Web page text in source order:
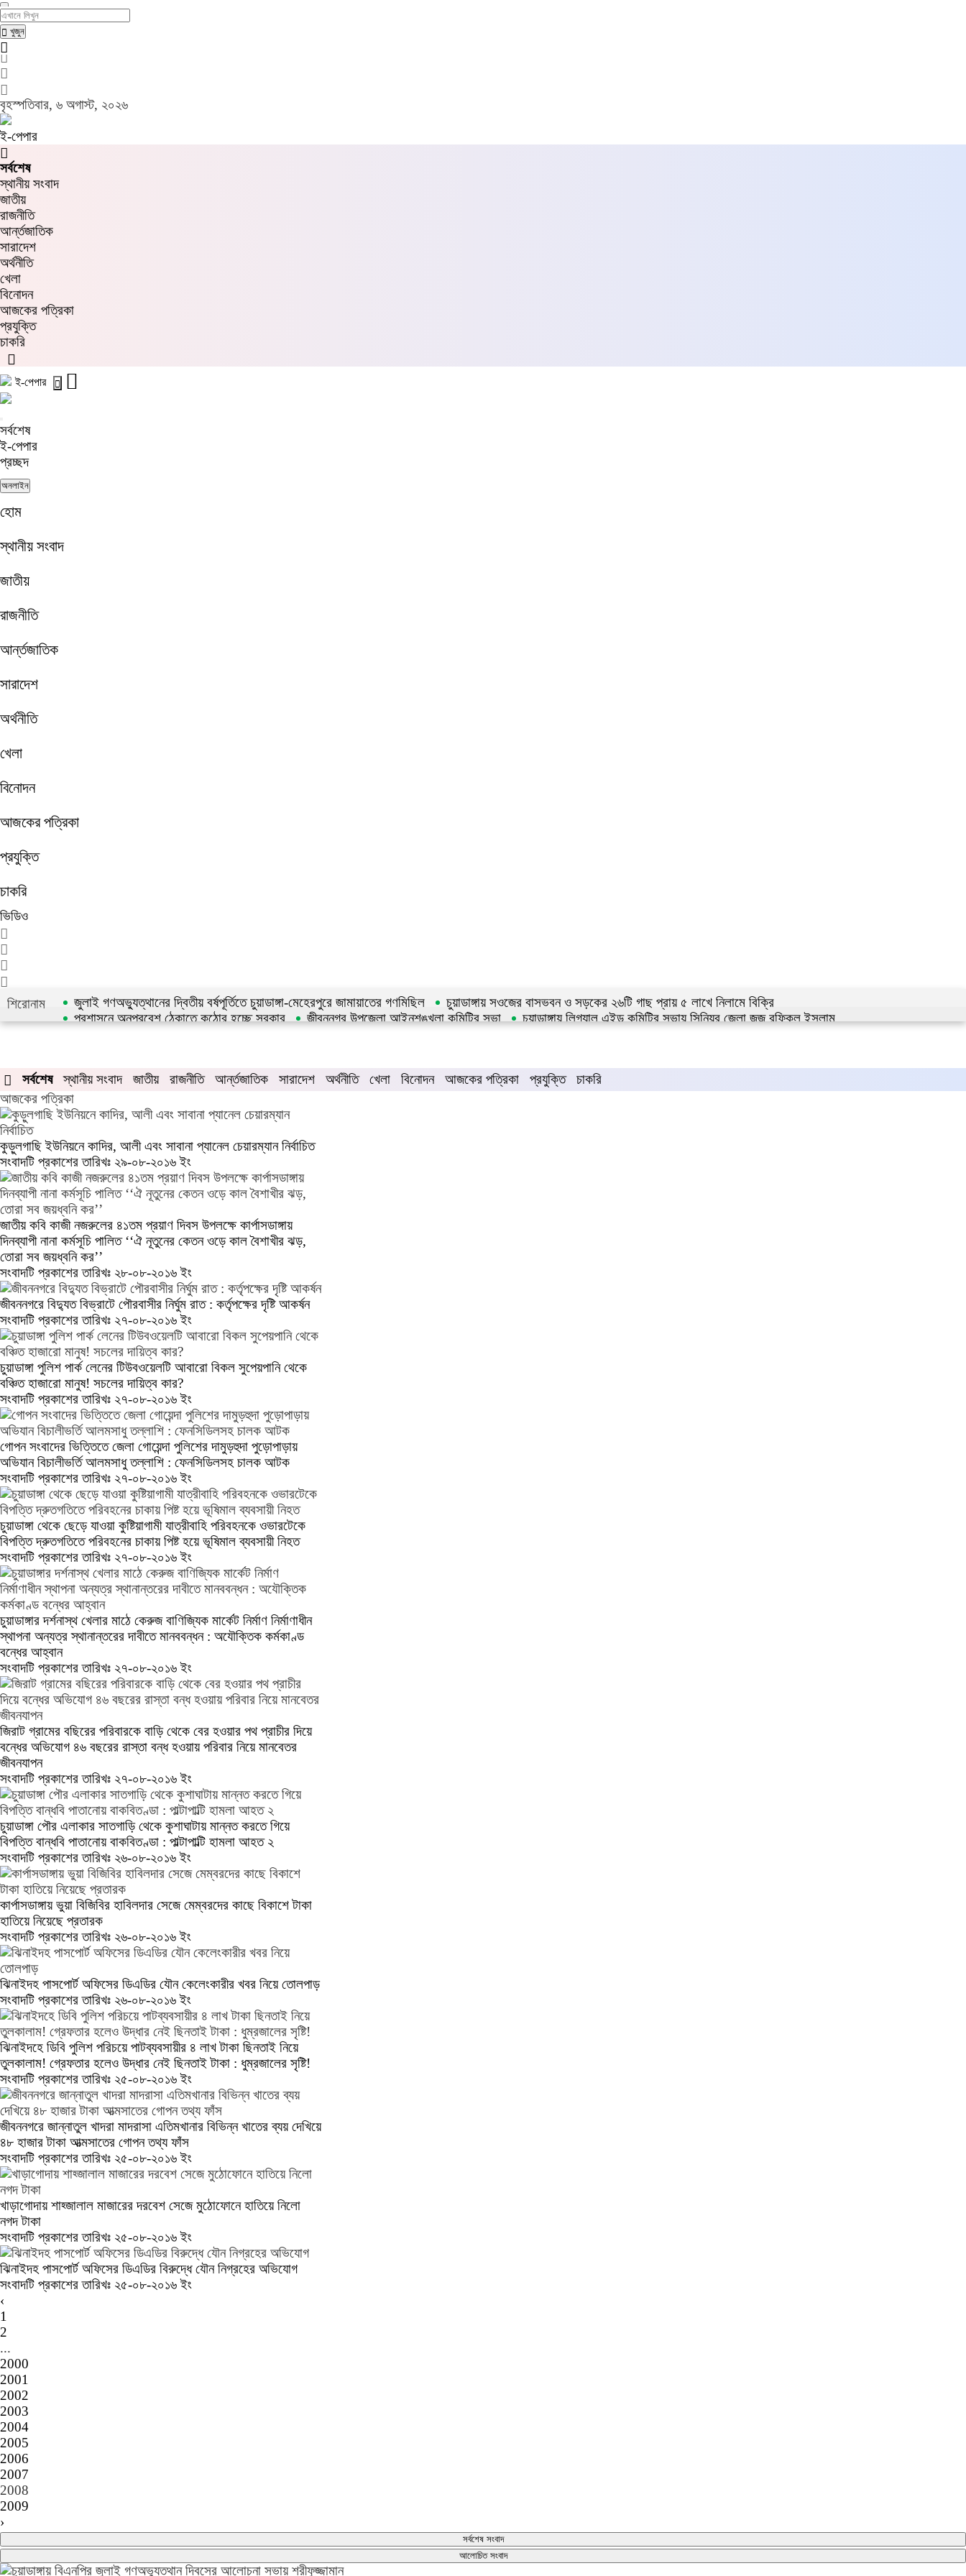
খুজুন
বৃহস্পতিবার, ৬ অগাস্ট, ২০২৬
ই-পেপার
সর্বশেষ
স্থানীয় সংবাদ
জাতীয়
রাজনীতি
আর্ন্তজাতিক
সারাদেশ
অর্থনীতি
খেলা
বিনোদন
আজকের পত্রিকা
প্রযুক্তি
চাকরি
ই-পেপার
খুজুন
সর্বশেষ
ই-পেপার
প্রচ্ছদ
অনলাইন
হোম
স্থানীয় সংবাদ
জাতীয়
রাজনীতি
আর্ন্তজাতিক
সারাদেশ
অর্থনীতি
খেলা
বিনোদন
আজকের পত্রিকা
প্রযুক্তি
চাকরি
ভিডিও
শিরোনাম জুলাই গণঅভ্যুত্থানের দ্বিতীয় বর্ষপূর্তিতে চুয়াডাঙ্গা-মেহেরপুরে জামায়াতের গণমিছিল
চুয়াডাঙ্গায় সওজের বাসভবন ও সড়কের ২৬টি গাছ প্রায় ৫ লাখে নিলামে বিক্রি
প্রশাসনে অনুপ্রবেশ ঠেকাতে কঠোর হচ্ছে সরকার
জীবননগর উপজেলা আইনশৃঙ্খলা কমিটির সভা চুয়াডাঙ্গায় লিগ্যাল এইড কমিটির সভায় সিনিয়র জেলা জজ রফিকুল ইসলাম
সর্বশেষ স্থানীয় সংবাদ জাতীয় রাজনীতি আর্ন্তজাতিক সারাদেশ অর্থনীতি খেলা বিনোদন আজকের পত্রিকা প্রযুক্তি
চাকরি
আজকের পত্রিকা
কুড়ুলগাছি ইউনিয়নে কাদির, আলী এবং সাবানা প্যানেল চেয়ারম্যান নির্বাচিত
সংবাদটি প্রকাশের তারিখঃ ২৯-০৮-২০১৬ ইং
জাতীয় কবি কাজী নজরুলের ৪১তম প্রয়াণ দিবস উপলক্ষে কার্পাসডাঙ্গায়
দিনব্যাপী নানা কর্মসূচি পালিত ‘‘ঐ নূতুনের কেতন ওড়ে কাল বৈশাখীর ঝড়,
তোরা সব জয়ধ্বনি কর’’
সংবাদটি প্রকাশের তারিখঃ ২৮-০৮-২০১৬ ইং
জীবননগরে বিদ্যুত বিভ্রাটে পৌরবাসীর নির্ঘুম রাত : কর্তৃপক্ষের দৃষ্টি আকর্ষন
সংবাদটি প্রকাশের তারিখঃ ২৭-০৮-২০১৬ ইং
চুয়াডাঙ্গা পুলিশ পার্ক লেনের টিউবওয়েলটি আবারো বিকল সুপেয়পানি থেকে
বঞ্চিত হাজারো মানুষ! সচলের দায়িত্ব কার?
সংবাদটি প্রকাশের তারিখঃ ২৭-০৮-২০১৬ ইং
গোপন সংবাদের ভিত্তিতে জেলা গোয়েন্দা পুলিশের দামুড়হুদা পুড়োপাড়ায়
অভিযান বিচালীভর্তি আলমসাধু তল্লাশি : ফেনসিডিলসহ চালক আটক
সংবাদটি প্রকাশের তারিখঃ ২৭-০৮-২০১৬ ইং
চুয়াডাঙ্গা থেকে ছেড়ে যাওয়া কুষ্টিয়াগামী যাত্রীবাহি পরিবহনকে ওভারটেকে
বিপত্তি দ্রুতগতিতে পরিবহনের চাকায় পিষ্ট হয়ে ভূষিমাল ব্যবসায়ী নিহত
সংবাদটি প্রকাশের তারিখঃ ২৭-০৮-২০১৬ ইং
চুয়াডাঙ্গার দর্শনাস্থ খেলার মাঠে কেরুজ বাণিজ্যিক মার্কেট নির্মাণ নির্মাণাধীন
স্থাপনা অন্যত্র স্থানান্তরের দাবীতে মানববন্ধন : অযৌক্তিক কর্মকাণ্ড
বন্ধের আহ্বান
সংবাদটি প্রকাশের তারিখঃ ২৭-০৮-২০১৬ ইং
জিরাট গ্রামের বছিরের পরিবারকে বাড়ি থেকে বের হওয়ার পথ প্রাচীর দিয়ে
বন্ধের অভিযোগ ৪৬ বছরের রাস্তা বন্ধ হওয়ায় পরিবার নিয়ে মানবেতর
জীবনযাপন
সংবাদটি প্রকাশের তারিখঃ ২৭-০৮-২০১৬ ইং
চুয়াডাঙ্গা পৌর এলাকার সাতগাড়ি থেকে কুশাঘাটায় মান্নত করতে গিয়ে
বিপত্তি বান্ধবি পাতানোয় বাকবিতণ্ডা : পাল্টাপাল্টি হামলা আহত ২
সংবাদটি প্রকাশের তারিখঃ ২৬-০৮-২০১৬ ইং
কার্পাসডাঙ্গায় ভুয়া বিজিবির হাবিলদার সেজে মেম্বরদের কাছে বিকাশে টাকা
হাতিয়ে নিয়েছে প্রতারক
সংবাদটি প্রকাশের তারিখঃ ২৬-০৮-২০১৬ ইং
ঝিনাইদহ পাসপোর্ট অফিসের ডিএডির যৌন কেলেংকারীর খবর নিয়ে তোলপাড়
সংবাদটি প্রকাশের তারিখঃ ২৬-০৮-২০১৬ ইং
ঝিনাইদহে ডিবি পুলিশ পরিচয়ে পাটব্যবসায়ীর ৪ লাখ টাকা ছিনতাই নিয়ে
তুলকালাম! গ্রেফতার হলেও উদ্ধার নেই ছিনতাই টাকা : ধুম্রজালের সৃষ্টি!
সংবাদটি প্রকাশের তারিখঃ ২৫-০৮-২০১৬ ইং
জীবননগরে জান্নাতুল খাদরা মাদরাসা এতিমখানার বিভিন্ন খাতের ব্যয় দেখিয়ে
৪৮ হাজার টাকা আত্মসাতের গোপন তথ্য ফাঁস
সংবাদটি প্রকাশের তারিখঃ ২৫-০৮-২০১৬ ইং
খাড়াগোদায় শাহ্জালাল মাজারের দরবেশ সেজে মুঠোফোনে হাতিয়ে নিলো
নগদ টাকা
সংবাদটি প্রকাশের তারিখঃ ২৫-০৮-২০১৬ ইং
ঝিনাইদহ পাসপোর্ট অফিসের ডিএডির বিরুদ্ধে যৌন নিগ্রহের অভিযোগ
সংবাদটি প্রকাশের তারিখঃ ২৫-০৮-২০১৬ ইং
‹
1
2
...
2000
2001
2002
2003
2004
2005
2006
2007
2008
2009
›
সর্বশেষ সংবাদ
আলোচিত সংবাদ